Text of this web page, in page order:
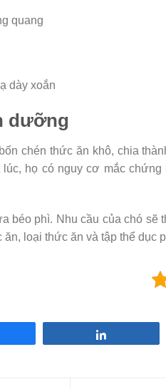
quang
dày xoắn
dưỡng
chén thức ăn khô, chia
họ có nguy cơ mắc chứng
béo phì. Nhu cầu của chó sẽ
loại thức ăn và tập thể dục